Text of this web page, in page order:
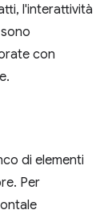
l'interattività
con
di elementi
Per